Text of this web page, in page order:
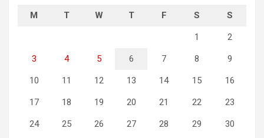
M T W T F S S
1 2
3 4 5 6 7 8 9
10 11 12 13 14 15 16
17 18 19 20 21 22 23
24 25 26 27 28 29 30